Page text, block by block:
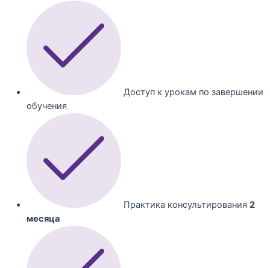
Доступ к урокам по завершении
обучения
Практика консультирования 2
месяца